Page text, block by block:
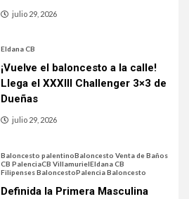
julio 29, 2026
Eldana CB
¡Vuelve el baloncesto a la calle!
Llega el XXXIII Challenger 3×3 de
Dueñas
julio 29, 2026
Baloncesto palentinoBaloncesto Venta de Baños
CB PalenciaCB VillamurielEldana CB
Filipenses BaloncestoPalencia Baloncesto
Definida la Primera Masculina